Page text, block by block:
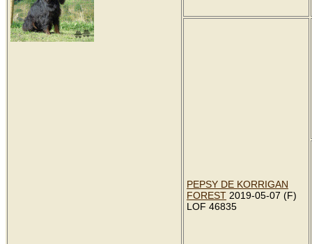
PEPSY DE KORRIGAN
FOREST 2019-05-07 (F)
LOF 46835